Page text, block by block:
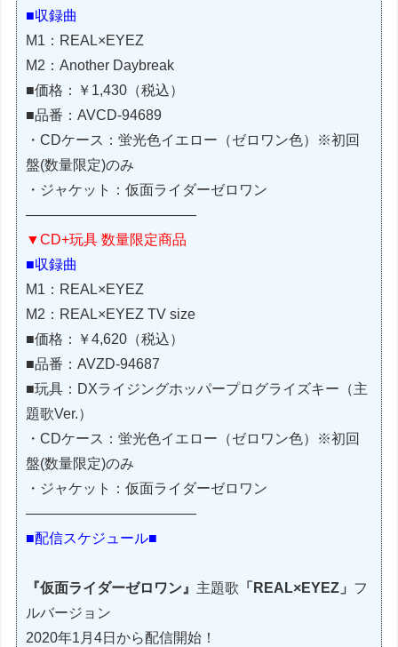
■収録曲
M1：REAL×EYEZ
M2：Another Daybreak
■価格：￥1,430（税込）
■品番：AVCD-94689
・CDケース：蛍光色イエロー（ゼロワン色）※初回
盤(数量限定)のみ
・ジャケット：仮面ライダーゼロワン
————————————
▼CD+玩具 数量限定商品
■収録曲
M1：REAL×EYEZ
M2：REAL×EYEZ TV size
■価格：￥4,620（税込）
■品番：AVZD-94687
■玩具：DXライジングホッパープログライズキー（主
題歌Ver.）
・CDケース：蛍光色イエロー（ゼロワン色）※初回
盤(数量限定)のみ
・ジャケット：仮面ライダーゼロワン
————————————
■配信スケジュール■
『仮面ライダーゼロワン』 主題歌 「REAL×EYEZ」 フ
ルバージョン
2020年1月4日から配信開始！